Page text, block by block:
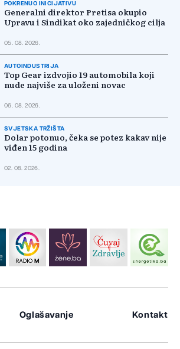
POKRENUO INICIJATIVU
Generalni direktor Pretisa okupio
Upravu i Sindikat oko zajedničkog cilja
05. 08. 2026.
AUTOINDUSTRIJA
Top Gear izdvojio 19 automobila koji
nude najviše za uloženi novac
06. 08. 2026.
SVJETSKA TRŽIŠTA
Dolar potonuo, čeka se potez kakav nije
viđen 15 godina
02. 08. 2026.
Oglašavanje Kontakt